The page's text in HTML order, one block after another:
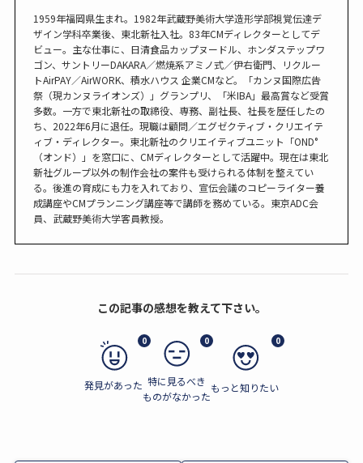
1959年福岡県生まれ。1982年武蔵野美術大学造形学部視覚伝達デ
ザイン学科卒業後、東北新社入社。83年CMディレクターとしてデ
ビュー。主な仕事に、日清食品カップヌードル、ホンダステップワ
ゴン、サントリーDAKARA／燃焼系アミノ式／伊右衛門、リクルー
トAirPAY／AirWORK、積水ハウス 企業CMなど。「カンヌ国際広告
祭（現カンヌライオンズ）」グランプリ、「米IBA」最高賞など受賞
多数。一方で東北新社の取締役、専務、副社長、社長を歴任したの
ち、2022年6月に退任。現職は顧問／エグゼクティブ・クリエイテ
ィブ・ディレクター。東北新社のクリエイティブユニット「OND°
（オンド）」を窓口に、CMディレクターとして活躍中。現在は東北
新社グループ以外の制作会社の案件も受けられる体制を整えてい
る。後進の育成にも力を入れており、宣伝会議のコピーライター養
成講座やCMプランニング講座等で講師を務めている。東京ADC会
員、武蔵野美術大学客員教授。
この記事の感想を教えて下さい。
0
発見があった
0
特に見るべき
ものがなかった
0
もっと知りたい